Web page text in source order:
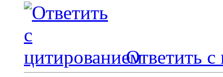
Ответить с